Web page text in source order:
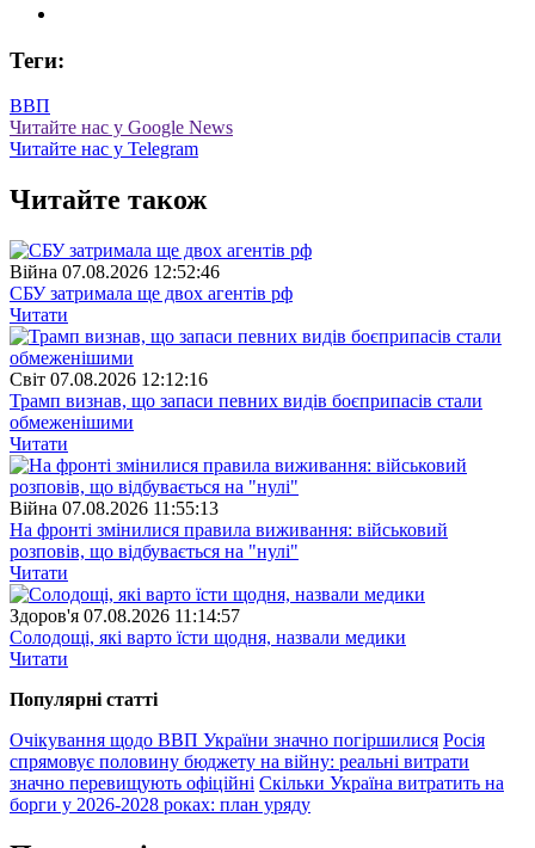
Теги:
ВВП
Читайте нас у Google News
Читайте нас у Telegram
Читайте також
Війна 07.08.2026 12:52:46
СБУ затримала ще двох агентів рф
Читати
Свiт 07.08.2026 12:12:16
Трамп визнав, що запаси певних видів боєприпасів стали
обмеженішими
Читати
Війна 07.08.2026 11:55:13
На фронті змінилися правила виживання: військовий
розповів, що відбувається на "нулі"
Читати
Здоров'я 07.08.2026 11:14:57
Солодощі, які варто їсти щодня, назвали медики
Читати
Популярнi статтi
Очікування щодо ВВП України значно погіршилися Росія
спрямовує половину бюджету на війну: реальні витрати
значно перевищують офіційні Скільки Україна витратить на
борги у 2026-2028 роках: план уряду